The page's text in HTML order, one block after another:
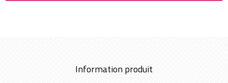
Information produit